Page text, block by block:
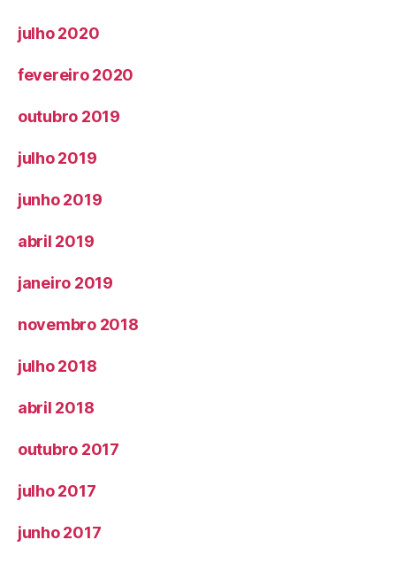
julho 2020
fevereiro 2020
outubro 2019
julho 2019
junho 2019
abril 2019
janeiro 2019
novembro 2018
julho 2018
abril 2018
outubro 2017
julho 2017
junho 2017